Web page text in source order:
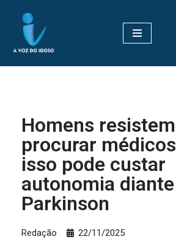
Pular
para
Homens
procurar
isso pode custar
autonomia
Parkinson
Redação 22/11/2025